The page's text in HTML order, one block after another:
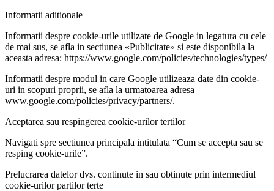
Informatii aditionale
Informatii despre cookie-urile utilizate de Google in legatura cu cele
de mai sus, se afla in sectiunea «Publicitate» si este disponibila la
aceasta adresa: https://www.google.com/policies/technologies/types/
Informatii despre modul in care Google utilizeaza date din cookie-
uri in scopuri proprii, se afla la urmatoarea adresa
www.google.com/policies/privacy/partners/.
Aceptarea sau respingerea cookie-urilor tertilor
Navigati spre sectiunea principala intitulata “Cum se accepta sau se
resping cookie-urile”.
Prelucrarea datelor dvs. continute in sau obtinute prin intermediul
cookie-urilor partilor terte